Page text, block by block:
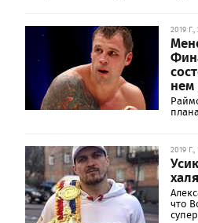
2019
нем
2019
что